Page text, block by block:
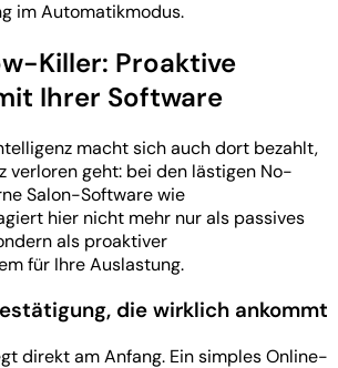
im Automatikmodus.
Killer: Proaktive
Ihrer Software
macht sich auch dort bezahlt,
verloren geht: bei den lästigen No-
Salon-Software wie
hier nicht mehr nur als passives
als proaktiver
für Ihre Auslastung.
die wirklich ankommt
direkt am Anfang. Ein simples Online-